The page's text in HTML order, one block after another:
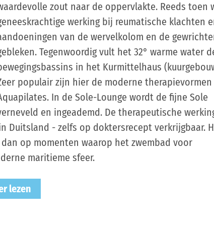
zout naar de oppervlakte. Reeds toen
werking bij reumatische klachten
van de wervelkolom en de
Tegenwoordig vult het 32° warme water
in het Kurmittelhaus
populair zijn hier de moderne therapievormen
In de Sole-Lounge wordt de fijne Sole
en ingeademd. De therapeutische
Duitsland - zelfs op doktersrecept verkrijgbaar.
op momenten waarop het zwembad voor
maritieme sfeer.
lezen